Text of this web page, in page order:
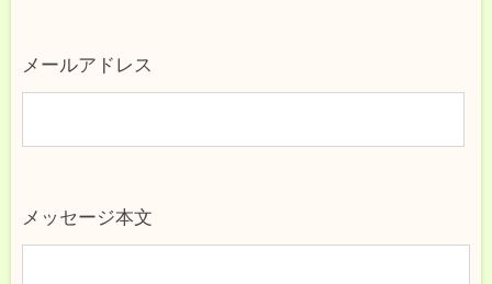
メールアドレス
メッセージ本文